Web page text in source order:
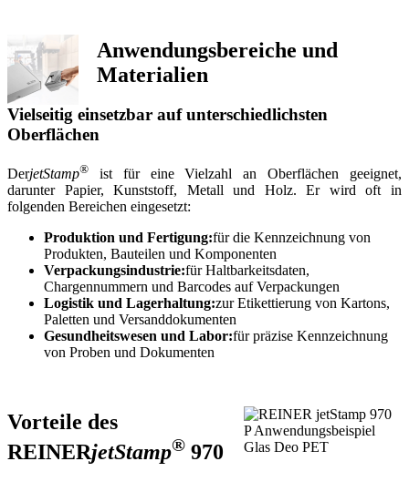
Anwendungsbereiche und
Materialien
Vielseitig einsetzbar auf unterschiedlichsten
Oberflächen
DerjetStamp® ist für eine Vielzahl an Oberflächen geeignet,
darunter Papier, Kunststoff, Metall und Holz. Er wird oft in
folgenden Bereichen eingesetzt:
Produktion und Fertigung:für die Kennzeichnung von
Produkten, Bauteilen und Komponenten
Verpackungsindustrie:für Haltbarkeitsdaten,
Chargennummern und Barcodes auf Verpackungen
Logistik und Lagerhaltung:zur Etikettierung von Kartons,
Paletten und Versanddokumenten
Gesundheitswesen und Labor:für präzise Kennzeichnung
von Proben und Dokumenten
Vorteile des
REINERjetStamp® 970